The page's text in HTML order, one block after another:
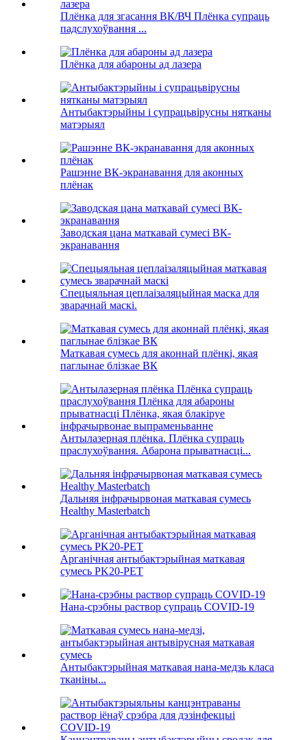
Плёнка для згасання ВК/ВЧ Плёнка супраць
падслухоўвання ...
Плёнка для абароны ад лазера
Антыбактэрыйны і супрацьвірусны нятканы
матэрыял
Рашэнне ВК-экранавання для аконных
плёнак
Заводская цана маткавай сумесі ВК-
экранавання
Спецыяльная цеплаізаляцыйная маска для
зварачнай маскі.
Маткавая сумесь для аконнай плёнкі, якая
паглынае блізкае ВК
Антылазерная плёнка. Плёнка супраць
праслухоўвання. Абарона прыватнасці...
Дальняя інфрачырвоная маткавая сумесь
Healthy Masterbatch
Арганічная антыбактэрыйная маткавая
сумесь PK20-PET
Нана-срэбны раствор супраць COVID-19
Антыбактэрыйная маткавая нана-медзь класа
тканіны...